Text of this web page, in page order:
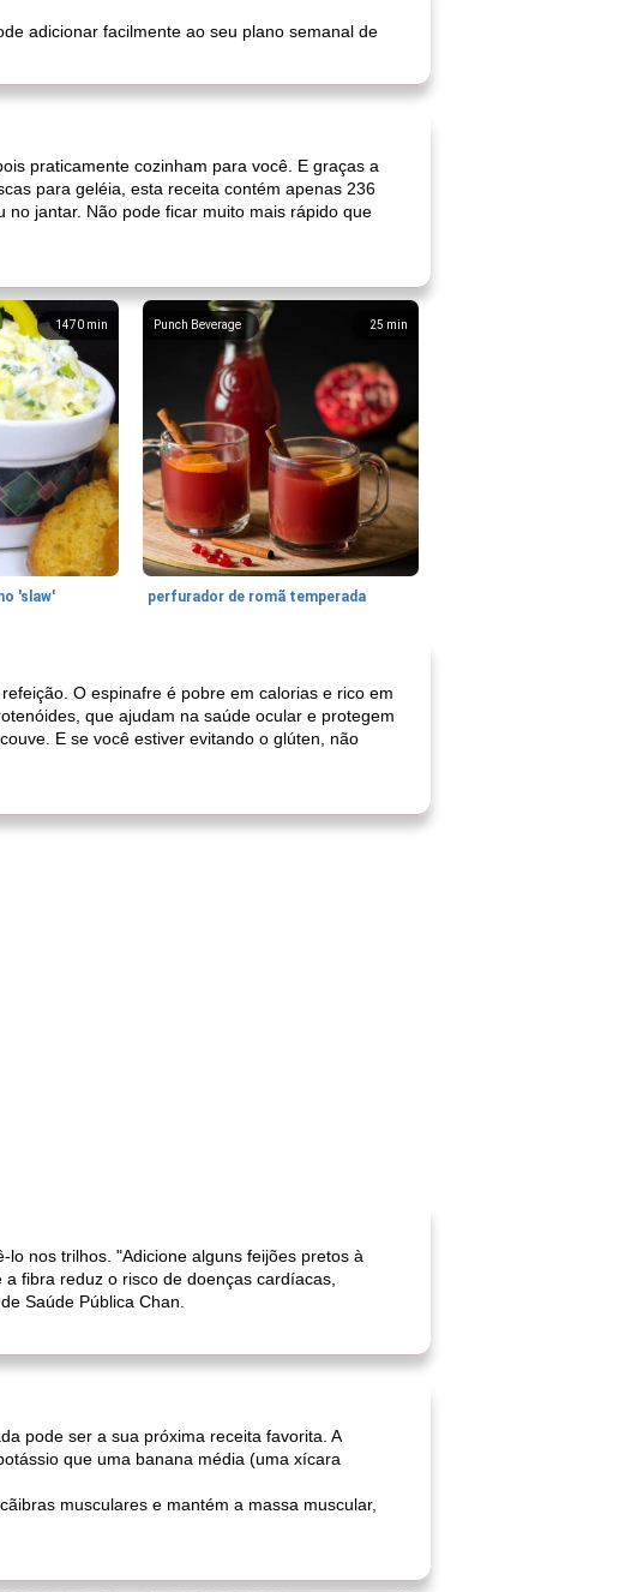
adicionar facilmente ao seu plano semanal de
praticamente cozinham para você. E graças a
para geléia, esta receita contém apenas 236
jantar. Não pode ficar muito mais rápido que
1470 min
'slaw'
25 min
Punch Beverage
perfurador de romã temperada
O espinafre é pobre em calorias e rico em
que ajudam na saúde ocular e protegem
E se você estiver evitando o glúten, não
nos trilhos. "Adicione alguns feijões pretos à
fibra reduz o risco de doenças cardíacas,
Saúde Pública Chan.
pode ser a sua próxima receita favorita. A
que uma banana média (uma xícara
musculares e mantém a massa muscular,